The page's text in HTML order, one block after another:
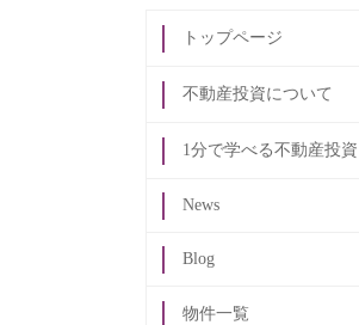
トップページ
不動産投資について
1分で学べる不動産投資
News
Blog
物件一覧